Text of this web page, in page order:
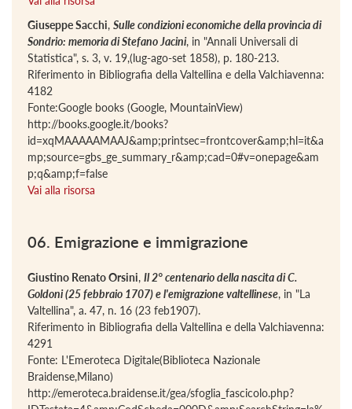
Giuseppe Sacchi, Sulle condizioni economiche della provincia di
Sondrio: memoria di Stefano Jacini, in "Annali Universali di
Statistica", s. 3, v. 19,(lug-ago-set 1858), p. 180-213.
Riferimento in Bibliografia della Valtellina e della Valchiavenna:
4182
Fonte:Google books (Google, MountainView)
http://books.google.it/books?
id=xqMAAAAAMAAJ&amp;printsec=frontcover&amp;hl=it&a
mp;source=gbs_ge_summary_r&amp;cad=0#v=onepage&am
p;q&amp;f=false
Vai alla risorsa
06. Emigrazione e immigrazione
Giustino Renato Orsini, Il 2° centenario della nascita di C.
Goldoni (25 febbraio 1707) e l'emigrazione valtellinese, in "La
Valtellina", a. 47, n. 16 (23 feb1907).
Riferimento in Bibliografia della Valtellina e della Valchiavenna:
4291
Fonte: L'Emeroteca Digitale(Biblioteca Nazionale
Braidense,Milano)
http://emeroteca.braidense.it/gea/sfoglia_fascicolo.php?